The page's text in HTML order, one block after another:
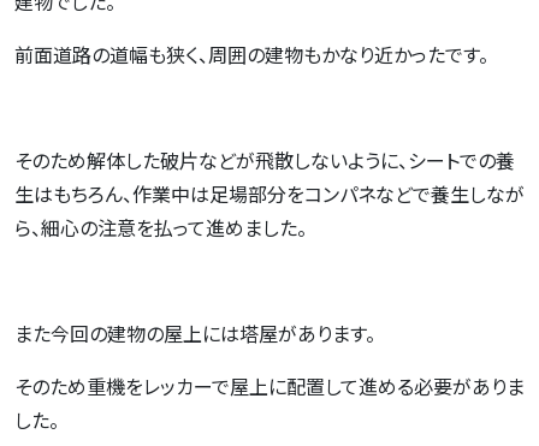
前面道路の道幅も狭く、周囲の建物もかなり近かったです。
そのため解体した破片などが飛散しないように、シートでの養
生はもちろん、作業中は足場部分をコンパネなどで養生しなが
ら、細心の注意を払って進めました。
また今回の建物の屋上には塔屋があります。
そのため重機をレッカーで屋上に配置して進める必要がありま
した。